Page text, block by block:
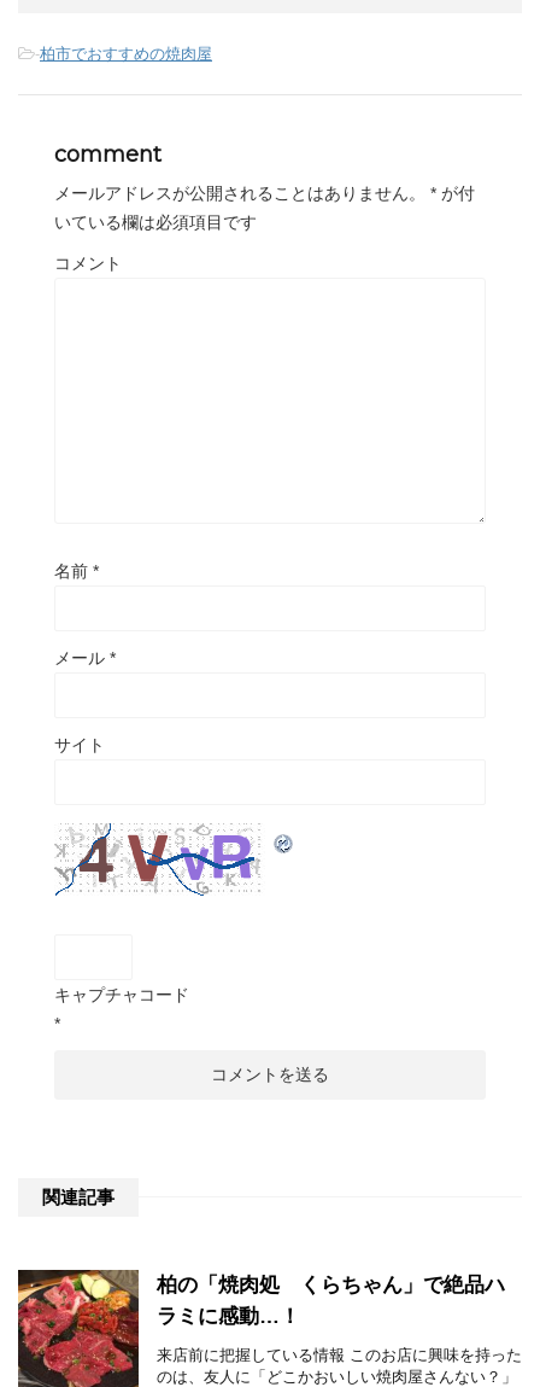
-柏市でおすすめの焼肉屋
comment
メールアドレスが公開されることはありません。 * が付
いている欄は必須項目です
コメント
名前 *
メール *
サイト
キャプチャコード
*
関連記事
柏の「焼肉処 くらちゃん」で絶品ハ
ラミに感動…！
来店前に把握している情報 このお店に興味を持った
のは、友人に「どこかおいしい焼肉屋さんない？」